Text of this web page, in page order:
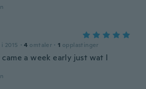
2015 · 4 omtaler · 1 opplastinger
a week early just wat I